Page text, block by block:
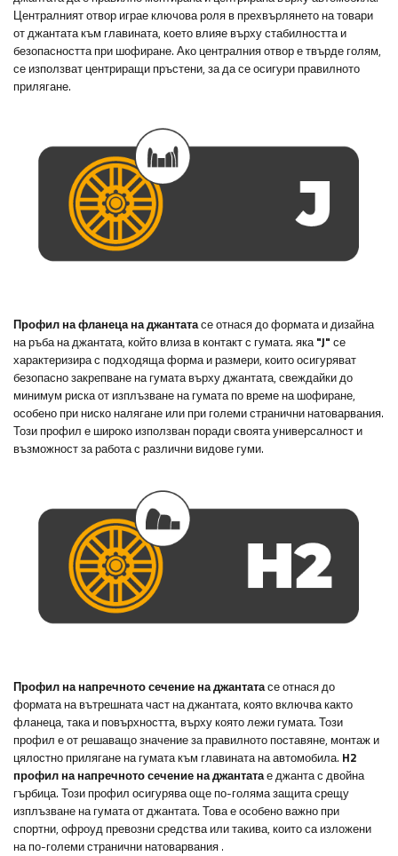
Централният отвор играе ключова роля в прехвърлянето на товари
от джантата към главината, което влияе върху стабилността и
безопасността при шофиране. Ако централния отвор е твърде голям,
се използват центриращи пръстени, за да се осигури правилното
прилягане.
Профил на фланеца на джантатасе отнася до формата и дизайна
на ръба на джантата, който влиза в контакт с гумата. яка "J" се
характеризира с подходяща форма и размери, които осигуряват
безопасно закрепване на гумата върху джантата, свеждайки до
минимум риска от изплъзване на гумата по време на шофиране,
особено при ниско налягане или при големи странични натоварвания.
Този профил е широко използван поради своята универсалност и
възможност за работа с различни видове гуми.
Профил на напречното сечение на джантатасе отнася до
формата на вътрешната част на джантата, която включва както
фланеца, така и повърхността, върху която лежи гумата. Този
профил е от решаващо значение за правилното поставяне, монтаж и
цялостно прилягане на гумата към главината на автомобила. H2
профил на напречното сечение на джантатае джанта с двойна
гърбица. Този профил осигурява още по-голяма защита срещу
изплъзване на гумата от джантата. Това е особено важно при
спортни, офроуд превозни средства или такива, които са изложени
на по-големи странични натоварвания .